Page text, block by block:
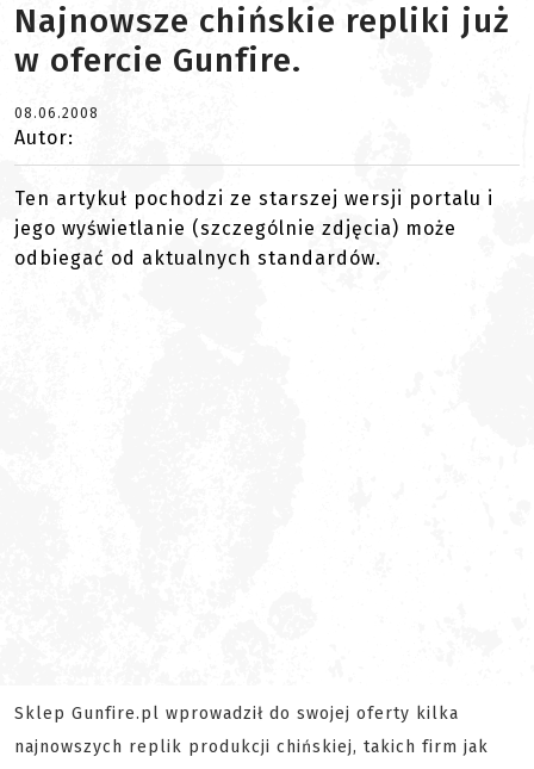
Najnowsze chińskie repliki już
w ofercie Gunfire.
08.06.2008
Autor:
Ten artykuł pochodzi ze starszej wersji portalu i
jego wyświetlanie (szczególnie zdjęcia) może
odbiegać od aktualnych standardów.
Sklep Gunfire.pl wprowadził do swojej oferty kilka
najnowszych replik produkcji chińskiej, takich firm jak